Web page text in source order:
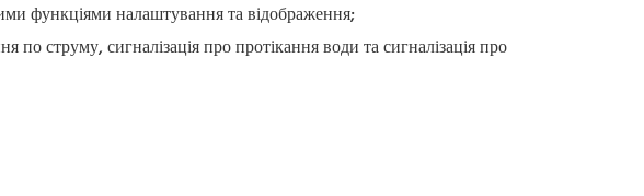
функціями налаштування та відображення;
по струму, сигналізація про протікання води та сигналізація про